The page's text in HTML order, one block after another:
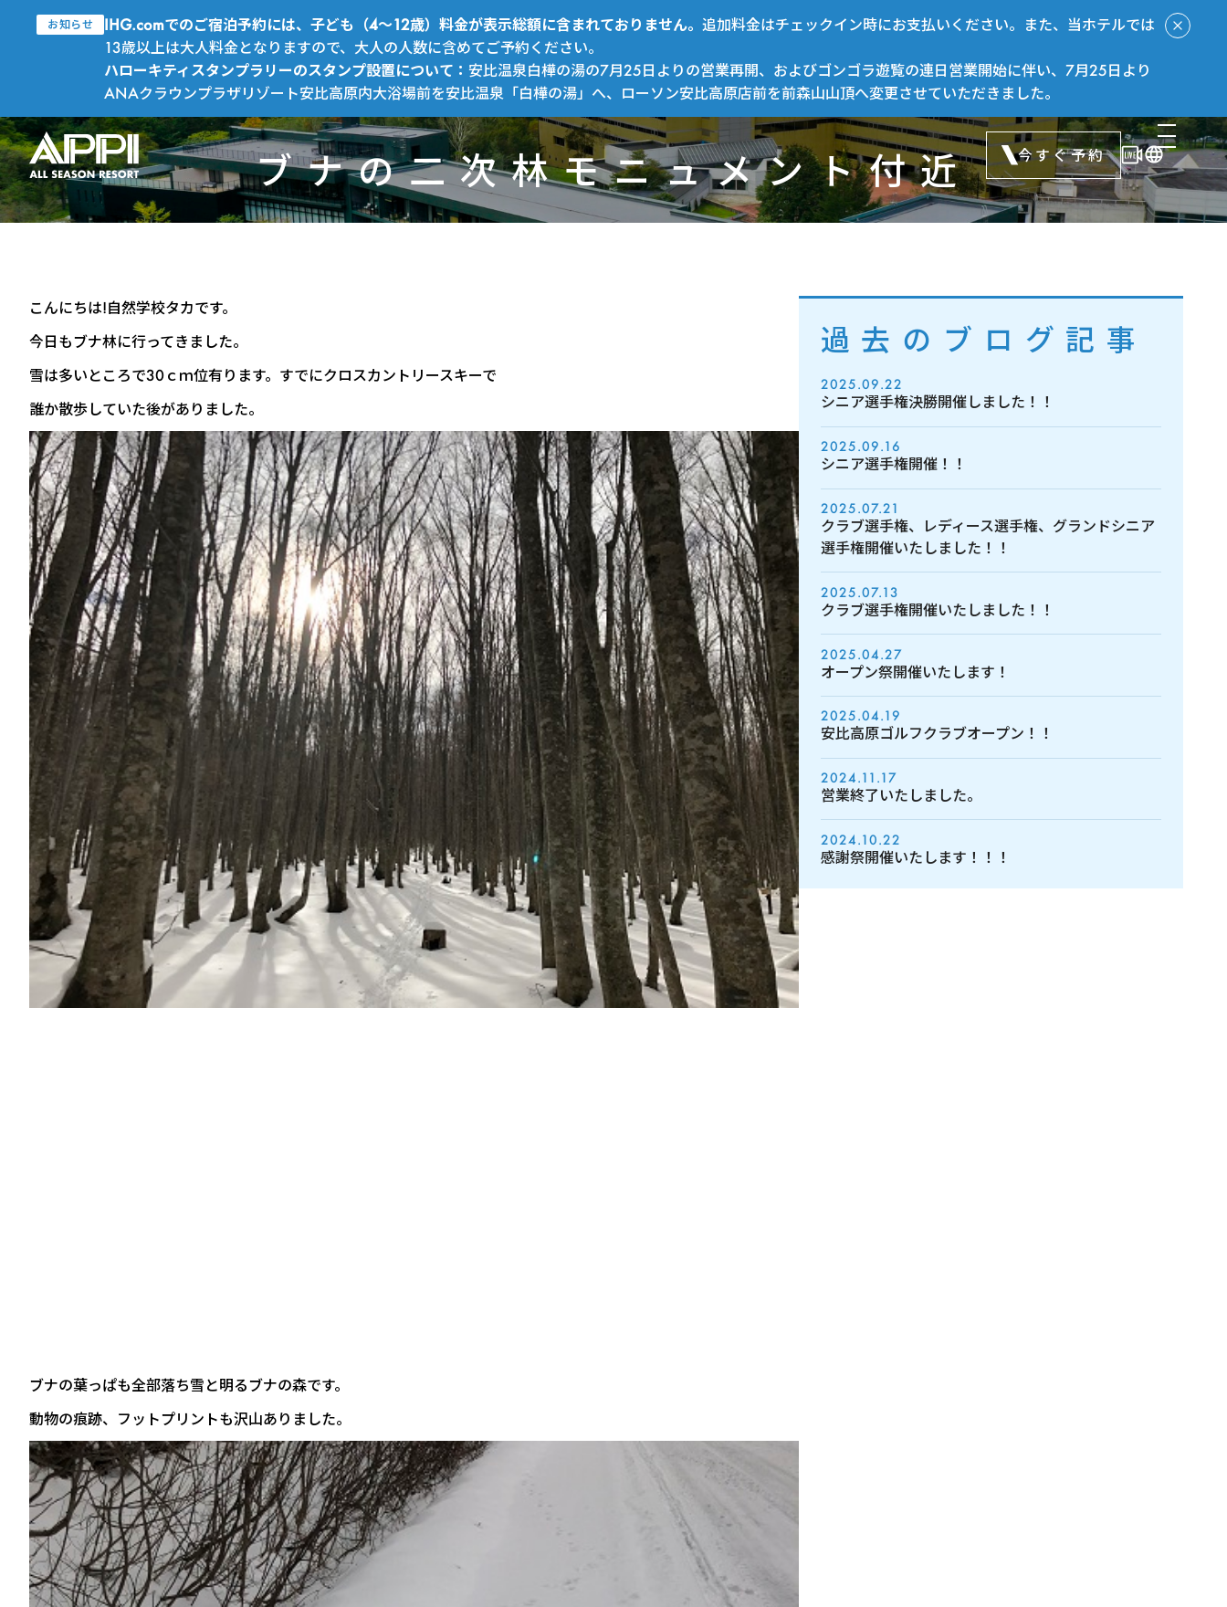
お知らせ IHG.comでのご宿泊予約には、子ども（4～12歳）料金が表示総額に含まれておりません。追加料金はチェックイン時にお支払いください。また、当ホテルでは
13歳以上は大人料金となりますので、大人の人数に含めてご予約ください。
ハローキティスタンプラリーのスタンプ設置について：安比温泉白樺の湯の7月25日よりの営業再開、およびゴンゴラ遊覧の連日営業開始に伴い、7月25日より
ANAクラウンプラザリゾート安比高原内大浴場前を安比温泉「白樺の湯」へ、ローソン安比高原店前を前森山山頂へ変更させていただきました。
今すぐ予約
ブナの二次林モニュメント付近
こんにちは!自然学校タカです。
今日もブナ林に行ってきました。
雪は多いところで30ｃｍ位有ります。すでにクロスカントリースキーで
誰か散歩していた後がありました。
ブナの葉っぱも全部落ち雪と明るブナの森です。
動物の痕跡、フットプリントも沢山ありました。
過去のブログ記事
2025.09.22
シニア選手権決勝開催しました！！
2025.09.16
シニア選手権開催！！
2025.07.21
クラブ選手権、レディース選手権、グランドシニア
選手権開催いたしました！！
2025.07.13
クラブ選手権開催いたしました！！
2025.04.27
オープン祭開催いたします！
2025.04.19
安比高原ゴルフクラブオープン！！
2024.11.17
営業終了いたしました。
2024.10.22
感謝祭開催いたします！！！